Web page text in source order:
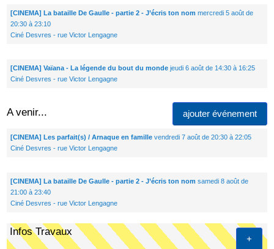
[CINEMA] La bataille De Gaulle - partie 2 - J’écris ton nom mercredi 5 août de
20:30 à 23:10
Ciné Desvres - rue Victor Lengagne
[CINEMA] Vaïana - La légende du bout du mondejeudi 6 août de 14:30 à 16:25
Ciné Desvres - rue Victor Lengagne
A venir... ajouter événement
[CINEMA] Les parfait(s) / Arnaque en famillevendredi 7 août de 20:30 à 22:05
Ciné Desvres - rue Victor Lengagne
[CINEMA] La bataille De Gaulle - partie 2 - J’écris ton nom samedi 8 août de
21:00 à 23:40
Ciné Desvres - rue Victor Lengagne
+
Infos Travaux